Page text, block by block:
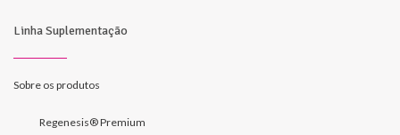
Linha Suplementação
Sobre os produtos
Regenesis® Premium